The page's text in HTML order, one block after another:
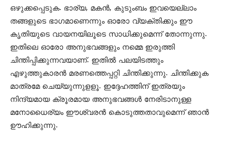
ഒഴുക്കപ്പെടുക. ഭാര്യ, മകൻ, കുടുംബം ഇവയെല്ലാം
തങ്ങളുടെ ഭാഗമാണെന്നും ഓരോ വ്യക്തിക്കും ഈ
കൃതിയുടെ വായനയിലൂടെ സാധിക്കുമെന്ന് തോന്നുന്നു.
ഇതിലെ ഓരോ അനുഭവങ്ങളും നമ്മെ ഇരുത്തി
ചിന്തിപ്പിക്കുന്നവയാണ്. ഇതിൽ പലയിടത്തും
എഴുത്തുകാരൻ മരണത്തെപ്പറ്റി ചിന്തിക്കുന്നു. ചിന്തിക്കുക
മാത്രമേ ചെയ്യുന്നുളളൂ. ഇദ്ദേഹത്തിന് ഇത്രയും
നിന്ദ്യമായ ക്രൂരമായ അനുഭവങ്ങൾ നേരിടാനുള്ള
മനോധൈര്യം ഈശ്വരൻ കൊടുത്തതാവുമെന്ന് ഞാൻ
ഊഹിക്കുന്നു.